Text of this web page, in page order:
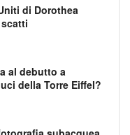
di Dorothea
al debutto a
della Torre Eiffel?